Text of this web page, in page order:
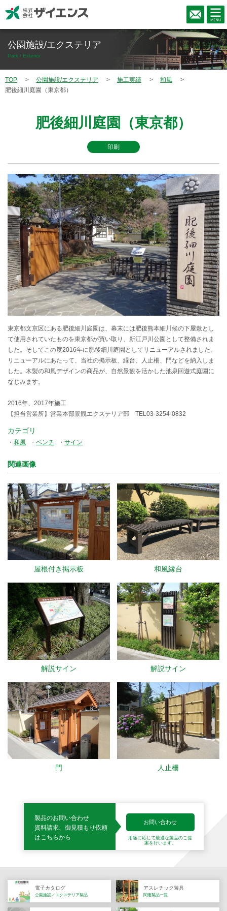
公園施設/エクステリア
Park / Exterior
TOP 公園施設/エクステリア 施工実績
和風
肥後細川庭園（東京都）
肥後細川庭園（東京都）
印刷
東京都文京区にある肥後細川庭園は、幕末には肥後熊本細川候の下屋敷とし
て使用されていたものを東京都が買い取り、新江戸川公園として整備されま
した。そしてこの度2016年に肥後細川庭園としてリニューアルされました。
リニューアルにあたって、当社の掲示板、縁台、人止柵、門などを納入しま
した。木製の和風デザインの商品が、自然景観を活かした池泉回遊式庭園に
なじみます。
2016年、2017年施工
【担当営業所】営業本部景観エクステリア部 TEL03-3254-0832
カテゴリ
和風 ベンチ サイン
関連画像
屋根付き掲示板 和風縁台
解説サイン 解説サイン
門 人止柵
製品のお問い合わせ
資料請求、御見積もり依頼
はこちらから
お問い合わせ
用途に応じて最適な製品のご提
案を行います。
電子カタログ
公園施設／エクステリア製品
アスレチック遊具
関連製品一覧